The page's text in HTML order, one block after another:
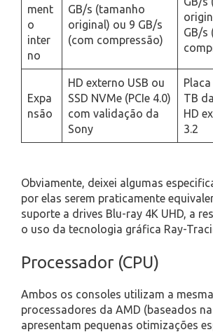
ment
o
inter
no
GB/s (tamanho
original) ou 9 GB/s
(com compressão)
GB/s
Expa
nsão
HD externo USB ou
SSD NVMe (PCIe 4.0)
com validação da
Sony
TB
HD
3.2
Obviamente, deixei algumas
por elas serem praticamente
suporte a drives Blu-ray 4K UHD, a
o uso da tecnologia gráfica Ray-
Processador (CPU)
Ambos os consoles utilizam a
processadores da AMD (baseados
apresentam pequenas otimizações